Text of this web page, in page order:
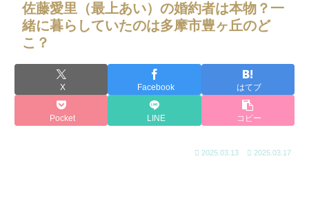
佐藤愛里（最上あい）の婚約者は本物？一
緒に暮らしていたのは多摩市豊ヶ丘のど
こ？
X Facebook はてブ
Pocket LINE コピー
2025.03.13 2025.03.17